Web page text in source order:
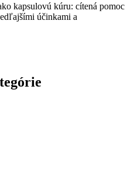
kapsulovú kúru: cítená pomoc
účinkami a